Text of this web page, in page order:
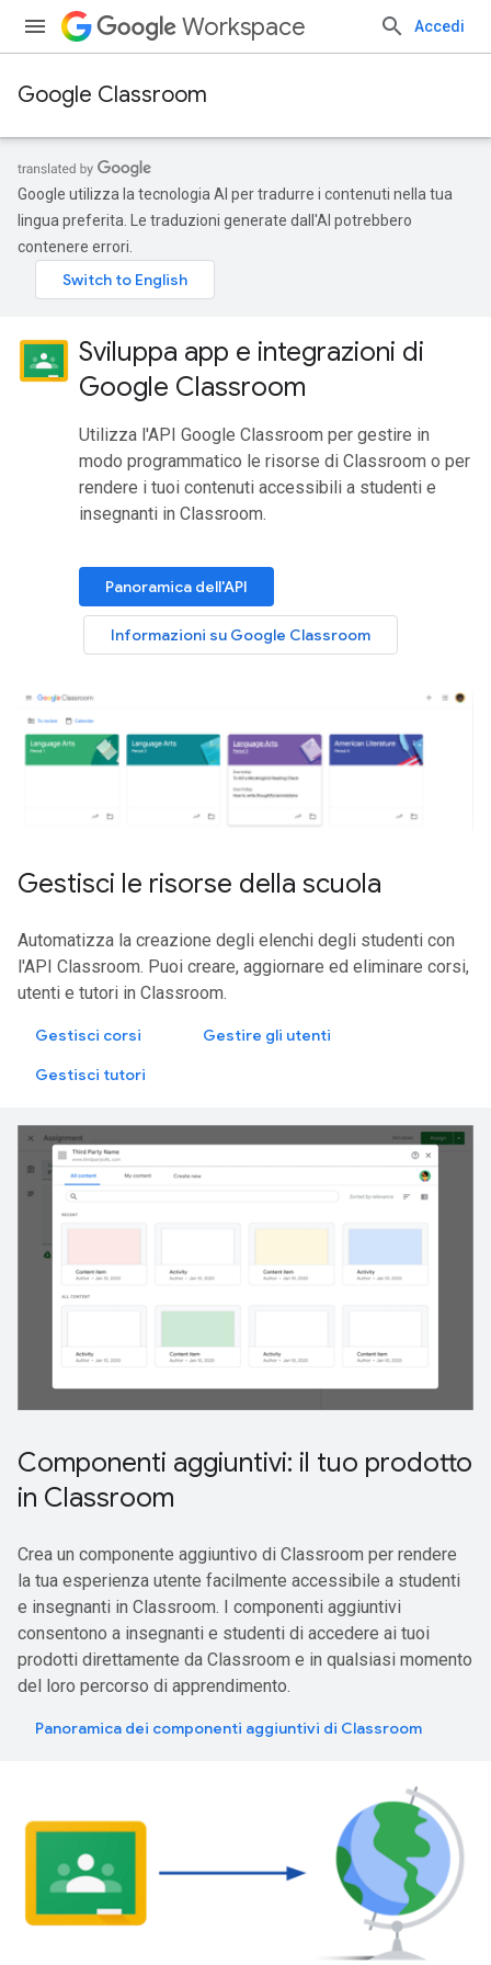
Workspace Accedi
Google Classroom
Google utilizza la tecnologia AI per tradurre i contenuti nella tua
lingua preferita. Le traduzioni generate dall'AI potrebbero
contenere errori.
Sviluppa app e integrazioni di
Google Classroom
Utilizza l'API Google Classroom per gestire in
modo programmatico le risorse di Classroom o per
rendere i tuoi contenuti accessibili a studenti e
insegnanti in Classroom.
Panoramica dell'API
Informazioni su Google Classroom
Gestisci le risorse della scuola
Automatizza la creazione degli elenchi degli studenti con
l'API Classroom. Puoi creare, aggiornare ed eliminare corsi,
utenti e tutori in Classroom.
Gestisci corsi
Gestire gli utenti
Gestisci tutori
Componenti aggiuntivi: il tuo prodotto
in Classroom
Crea un componente aggiuntivo di Classroom per rendere
la tua esperienza utente facilmente accessibile a studenti
e insegnanti in Classroom. I componenti aggiuntivi
consentono a insegnanti e studenti di accedere ai tuoi
prodotti direttamente da Classroom e in qualsiasi momento
del loro percorso di apprendimento.
Panoramica dei componenti aggiuntivi di Classroom